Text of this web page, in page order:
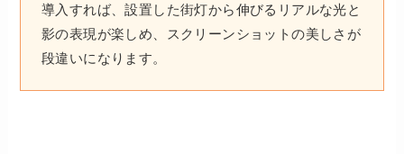
導入すれば、設置した街灯から伸びるリアルな光と
影の表現が楽しめ、スクリーンショットの美しさが
段違いになります。